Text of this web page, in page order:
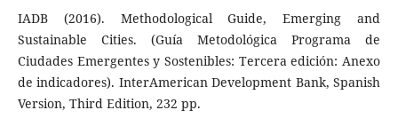
IADB (2016). Methodological Guide, Emerging and
Sustainable Cities. (Guía Metodológica Programa de
Ciudades Emergentes y Sostenibles: Tercera edición: Anexo
de indicadores). InterAmerican Development Bank, Spanish
Version, Third Edition, 232 pp.